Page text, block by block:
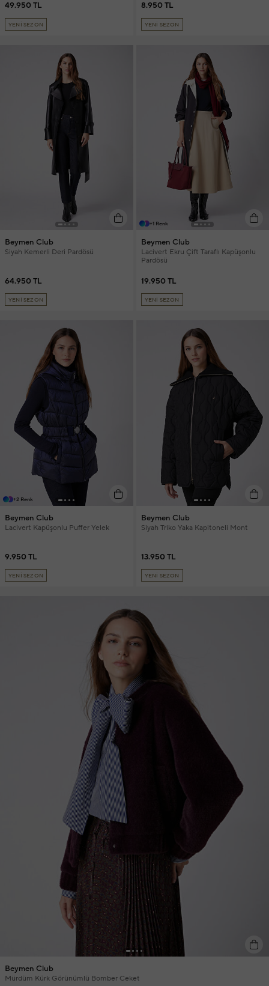
49.950 TL
YENİ SEZON
8.950 TL
YENİ SEZON
Beymen Club
Siyah Kemerli Deri Pardösü
64.950 TL
YENİ SEZON
+1 Renk
Beymen Club
Lacivert Ekru Çift Taraflı Kapüşonlu
Pardösü
19.950 TL
YENİ SEZON
+2 Renk
Beymen Club
Lacivert Kapüşonlu Puffer Yelek
9.950 TL
YENİ SEZON
Beymen Club
Siyah Triko Yaka Kapitoneli Mont
13.950 TL
YENİ SEZON
Beymen Club
Mürdüm Kürk Görünümlü Bomber Ceket